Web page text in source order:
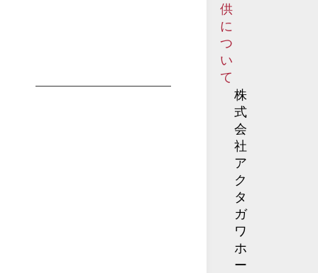
供
に
つ
い
て
株
式
会
社
ア
ク
タ
ガ
ワ
ホ
ー